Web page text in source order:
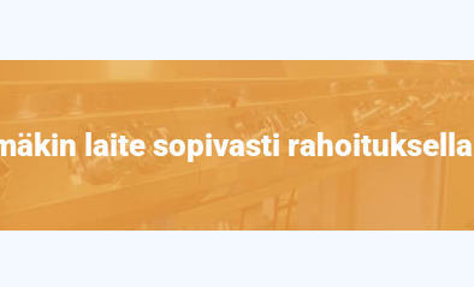
laite sopivasti rahoituksella